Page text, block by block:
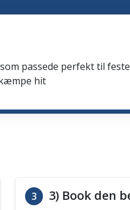
passede perfekt til
hit
3 3) Book den